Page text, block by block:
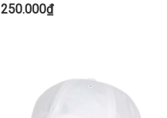
250.000₫